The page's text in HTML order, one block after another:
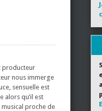
producteur
nous immerge
sensuelle est
alors qu’il est
musical proche de